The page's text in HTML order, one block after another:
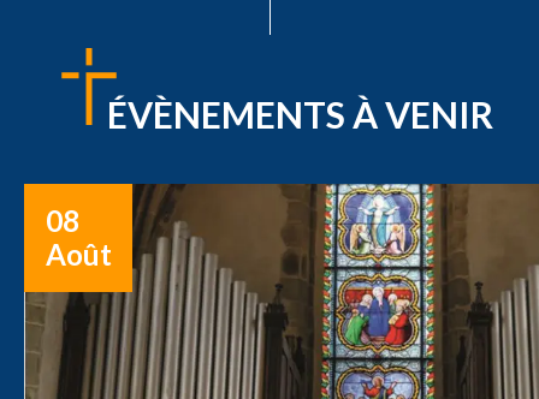
ÉVÈNEMENTS À VENIR
08
Août